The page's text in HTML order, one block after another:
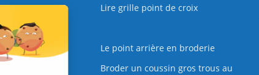
Lire grille point de croix
Le point arrière en broderie
Broder un coussin gros trous au